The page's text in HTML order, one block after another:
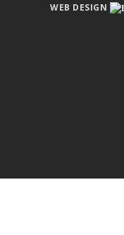
WEB DESIGN